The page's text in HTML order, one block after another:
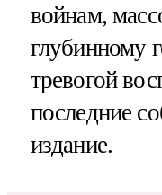
войнам,
глубинному
тревогой
последние
издание.